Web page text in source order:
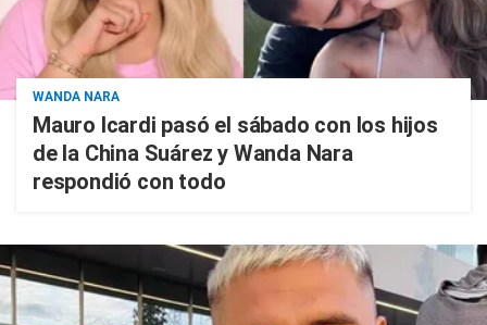
WANDA NARA
Mauro Icardi pasó el sábado con los hijos
de la China Suárez y Wanda Nara
respondió con todo